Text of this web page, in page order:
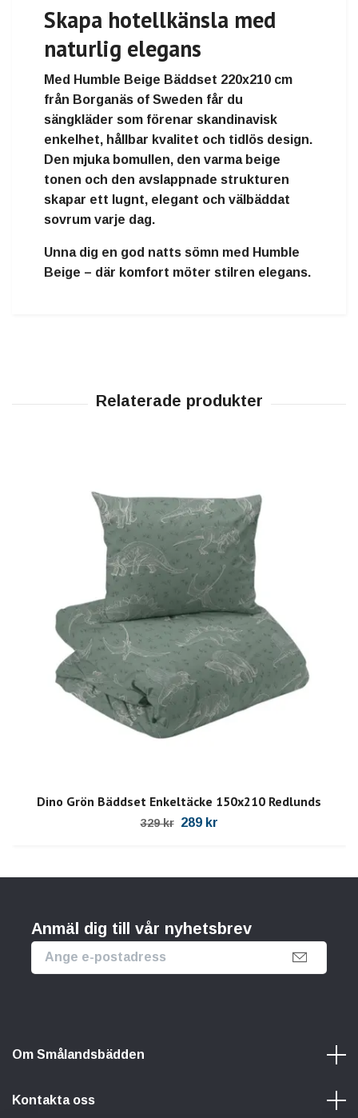
Skapa hotellkänsla med
naturlig elegans
Med Humble Beige Bäddset 220x210 cm
från Borganäs of Sweden får du
sängkläder som förenar skandinavisk
enkelhet, hållbar kvalitet och tidlös design.
Den mjuka bomullen, den varma beige
tonen och den avslappnade strukturen
skapar ett lugnt, elegant och välbäddat
sovrum varje dag.
Unna dig en god natts sömn med Humble
Beige – där komfort möter stilren elegans.
Dino Grön Bäddset Enkeltäcke 150x210 Redlunds
329 kr 289 kr
Anmäl dig till vår nyhetsbrev
Om Smålandsbädden
Kontakta oss